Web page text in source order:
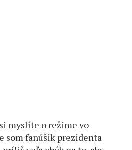
myslíte o režime vo
som fanúšik prezidenta